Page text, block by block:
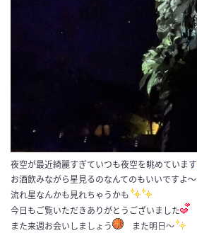
夜空が最近綺麗すぎていつも夜空を眺めています
お酒飲みながら星見るのなんてのもいいですよ〜
流れ星なんかも見れちゃうかも
今日もご覧いただきありがとうございました
また来週お会いしましょう
また明日〜